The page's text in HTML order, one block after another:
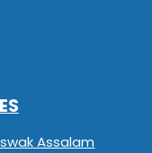
Assalam